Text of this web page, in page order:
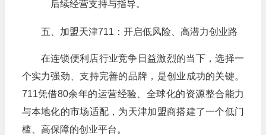
后续经营支持与指导。
五、加盟天津711：开启低风险、高潜力创业路
在连锁便利店行业竞争日益激烈的当下，选择一
个实力强劲、支持完善的品牌，是创业成功的关键。
711凭借80余年的运营经验、全球化的资源整合能力
与本地化的市场适配，为天津加盟商搭建了一个低门
槛、高保障的创业平台。